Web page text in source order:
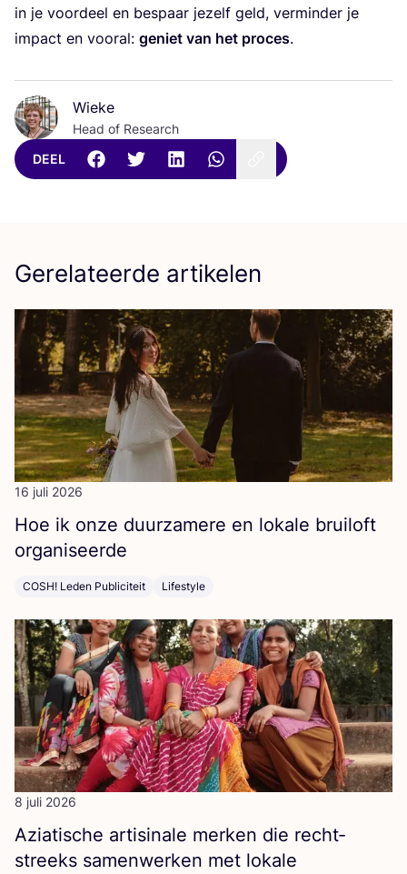
in je voor­deel en bespaar jezelf geld, ver­min­der je
impact en voor­al: geniet van het pro­ces.
Wieke
Head of Research
DEEL
Gerelateerde artikelen
16 juli 2026
Hoe ik onze duur­za­me­re en loka­le brui­loft
organiseerde
COSH! Leden Publiciteit Lifestyle
8 juli 2026
Azi­a­ti­sche arti­si­na­le mer­ken die recht­
streeks samen­wer­ken met loka­le